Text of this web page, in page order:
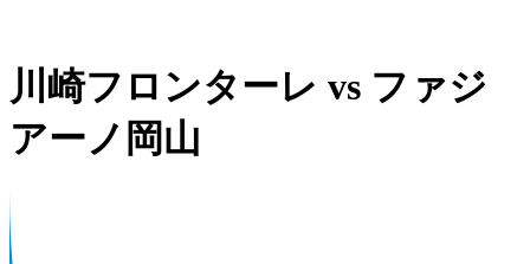
川崎フロンターレ vs ファジ
アーノ岡山